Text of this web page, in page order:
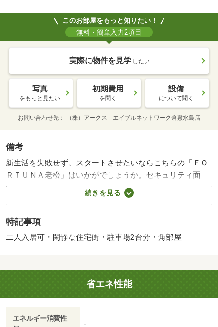
このお部屋をもっと知りたい！
無料・簡単入力2項目
実際に物件を見学 したい
写真
をもっと見たい
初期費用
を聞く
設備
について聞く
お問い合わせ先 （株）アークス エイブルネットワーク倉敷水島店
備考
新生活を失敗せず、スタートさせたいならこちらの「ＦＯ
ＲＴＵＮＡ老松」はいかがでしょうか。セキュリティ面
は、オートロック・ＴＶインターホンなど充実しているの
で、防犯対策もばっちりです。光回線を繋げていますので
着しており、多種多様な賃貸住宅情報をお取り扱いしてお
ります。ご希望の条件がございましたら、当社へお問い合
はシューズボックス・クロゼット・全居室収納など豊富な
ので、広々と空間を利用することも可能です。築９年の物
件。倉敷市は住環境が充実しており、利便性の高い暮らし
をするならこのエリアです。当社は地域に密着し、多種多
様な賃貸情報を取り扱っているので、ぜひご連絡下さ
続きを見る
特記事項
二人入居可・閑静な住宅街・駐車場2台分・角部屋
省エネ性能
エネルギー消費性
-